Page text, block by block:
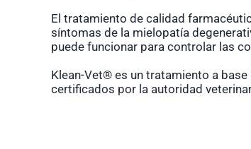
El tratamiento de calidad
síntomas de la mielopatía
puede funcionar para controlar las
Klean-Vet® es un tratamiento a
certificados por la autoridad